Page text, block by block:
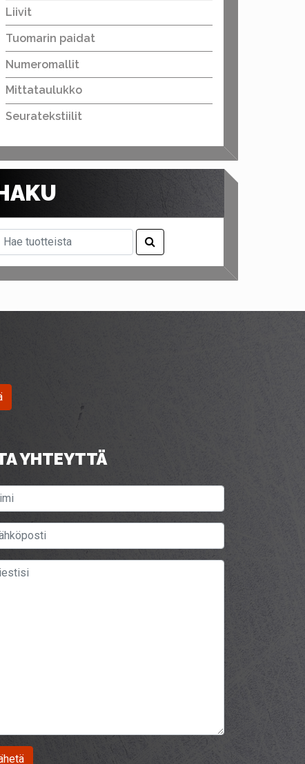
Liivit
Tuomarin paidat
Numeromallit
Mittataulukko
Seuratekstiilit
YHTEYTTÄ